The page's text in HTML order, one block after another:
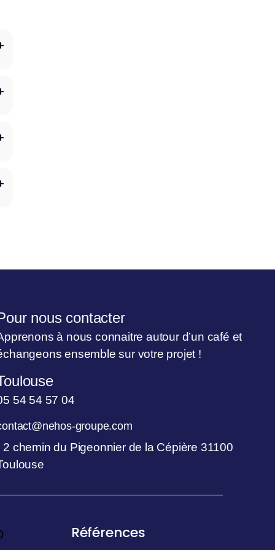
nous contacter
à nous connaitre autour d’un café et
ensemble sur votre projet !
54 54 57 04
groupe.com
2 chemin du Pigeonnier de la Cépière 31100
Références